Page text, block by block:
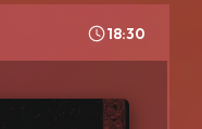
18:30